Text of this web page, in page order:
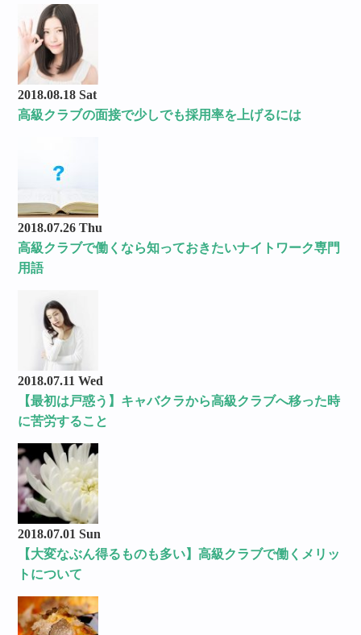
2018.08.18 Sat
高級クラブの面接で少しでも採用率を上げるには
2018.07.26 Thu
高級クラブで働くなら知っておきたいナイトワーク専門
用語
2018.07.11 Wed
【最初は戸惑う】キャバクラから高級クラブへ移った時
に苦労すること
2018.07.01 Sun
【大変なぶん得るものも多い】高級クラブで働くメリッ
トについて